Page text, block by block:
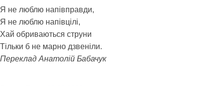
Я не люблю напівправди,
Я не люблю напівцілі,
Хай обриваються струни
Тільки б не марно дзвеніли.
Переклад Анатолій Бабачук